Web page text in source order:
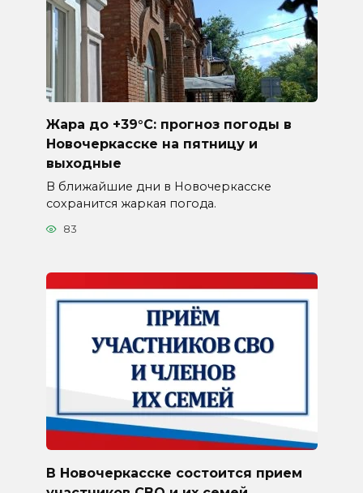
Жара до +39°C: прогноз погоды в
Новочеркасске на пятницу и
выходные
В ближайшие дни в Новочеркасске
сохранится жаркая погода.
83
В Новочеркасске состоится прием